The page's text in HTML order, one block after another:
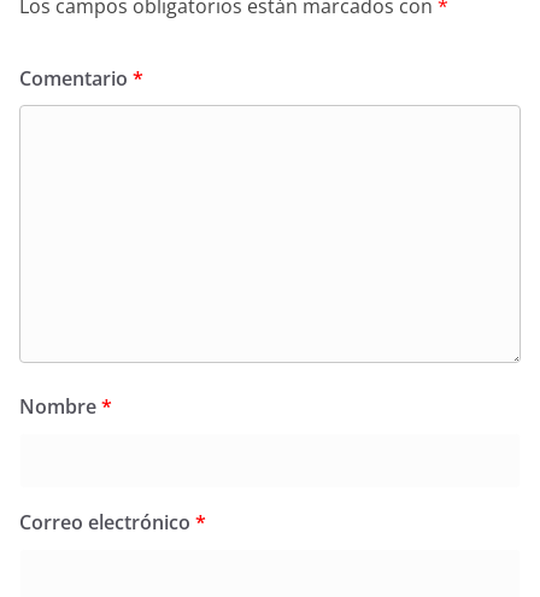
Los campos obligatorios están marcados con *
Comentario *
Nombre*
Correo electrónico *